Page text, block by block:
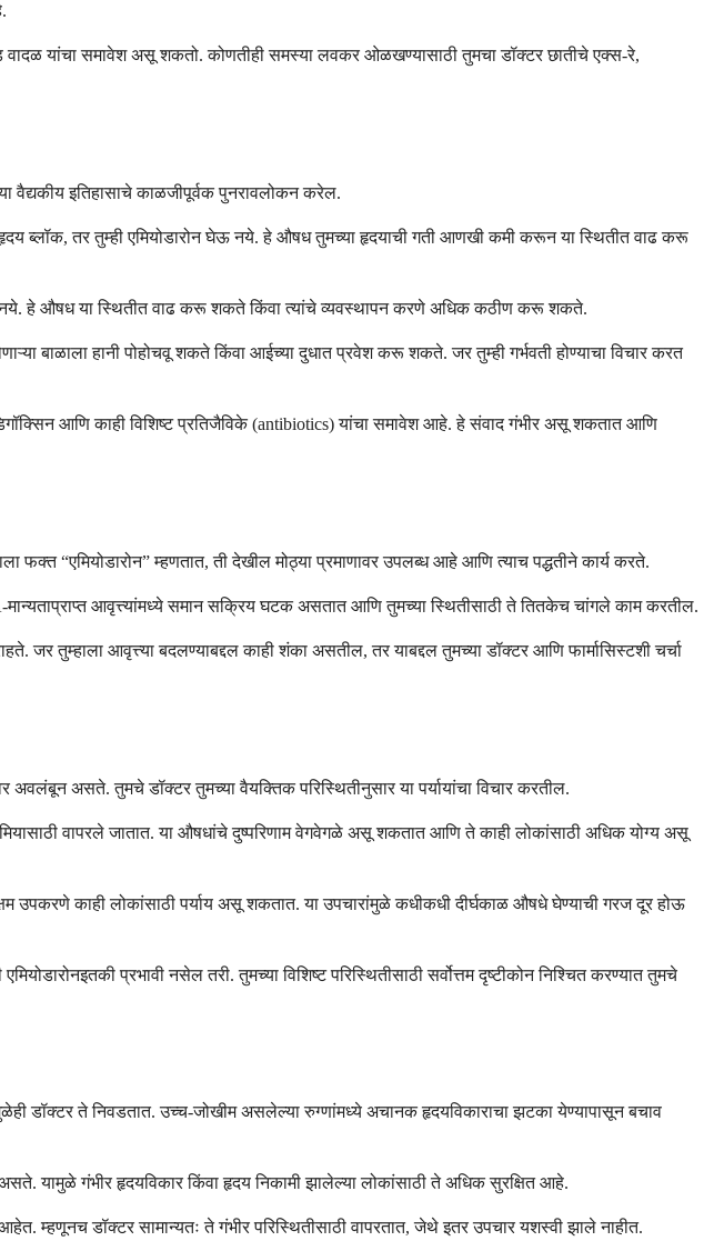
वादळ यांचा समावेश असू शकतो. कोणतीही समस्या लवकर ओळखण्यासाठी तुमचा डॉक्टर छातीचे एक्स-रे,
वैद्यकीय इतिहासाचे काळजीपूर्वक पुनरावलोकन करेल.
ब्लॉक, तर तुम्ही एमियोडारोन घेऊ नये. हे औषध तुमच्या हृदयाची गती आणखी कमी करून या स्थितीत वाढ करू
नये. हे औषध या स्थितीत वाढ करू शकते किंवा त्यांचे व्यवस्थापन करणे अधिक कठीण करू शकते.
बाळाला हानी पोहोचवू शकते किंवा आईच्या दुधात प्रवेश करू शकते. जर तुम्ही गर्भवती होण्याचा विचार करत
आणि काही विशिष्ट प्रतिजैविके (antibiotics) यांचा समावेश आहे. हे संवाद गंभीर असू शकतात आणि
फक्त “एमियोडारोन” म्हणतात, ती देखील मोठ्या प्रमाणावर उपलब्ध आहे आणि त्याच पद्धतीने कार्य करते.
आवृत्त्यांमध्ये समान सक्रिय घटक असतात आणि तुमच्या स्थितीसाठी ते तितकेच चांगले काम करतील.
तुम्हाला आवृत्त्या बदलण्याबद्दल काही शंका असतील, तर याबद्दल तुमच्या डॉक्टर आणि फार्मासिस्टशी चर्चा
असते. तुमचे डॉक्टर तुमच्या वैयक्तिक परिस्थितीनुसार या पर्यायांचा विचार करतील.
वापरले जातात. या औषधांचे दुष्परिणाम वेगवेगळे असू शकतात आणि ते काही लोकांसाठी अधिक योग्य असू
उपकरणे काही लोकांसाठी पर्याय असू शकतात. या उपचारांमुळे कधीकधी दीर्घकाळ औषधे घेण्याची गरज दूर होऊ
प्रभावी नसेल तरी. तुमच्या विशिष्ट परिस्थितीसाठी सर्वोत्तम दृष्टीकोन निश्चित करण्यात तुमचे
डॉक्टर ते निवडतात. उच्च-जोखीम असलेल्या रुग्णांमध्ये अचानक हृदयविकाराचा झटका येण्यापासून बचाव
यामुळे गंभीर हृदयविकार किंवा हृदय निकामी झालेल्या लोकांसाठी ते अधिक सुरक्षित आहे.
डॉक्टर सामान्यतः ते गंभीर परिस्थितीसाठी वापरतात, जेथे इतर उपचार यशस्वी झाले नाहीत.